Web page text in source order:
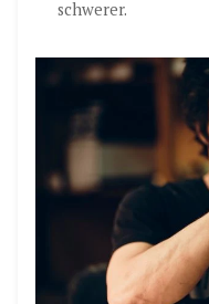
schwerer.